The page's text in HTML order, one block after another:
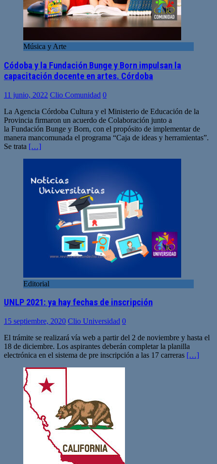
Música y Arte
Códoba y la Fundación Bunge y Born impulsan la
capacitación docente en artes. Córdoba
11 junio, 2022 Clio Comunidad 0
La Agencia Córdoba Cultura y el Ministerio de Educación de la
Provincia firmaron un acuerdo de Colaboración junto a
la Fundación Bunge y Born, con el propósito de implementar de
manera mancomunada el programa “Caja de ideas y herramientas”.
Se trata […]
Editorial
UNLP 2021: ya hay fechas de inscripción
15 septiembre, 2020 Clio Universidad 0
El trámite se realizará vía web a partir del 2 de noviembre y hasta el
18 de diciembre. Los aspirantes deberán completar la planilla
electrónica en el sistema de pre inscripción a las 17 carreras […]